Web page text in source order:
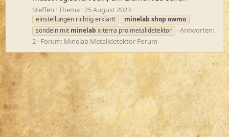
Steffen Thema 25 August 2023
einstellungen richtig erklärt! minelab shop owmo
sondeln mit minelab x-terra pro metalldetektor
Antworten:
2 Forum: Minelab Metalldetektor Forum